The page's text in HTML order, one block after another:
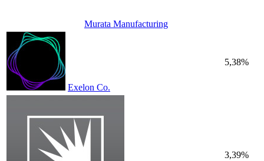
Murata Manufacturing
Exelon Co.
5,38%
3,39%